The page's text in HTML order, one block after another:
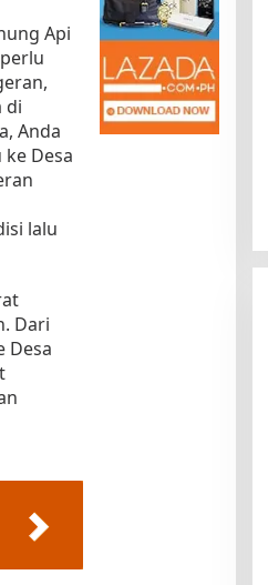
Api
di
Anda
Desa
lalu
Dari
Desa
Makan Kepiting di Jambi
Jambi, Travel 3 Januari 2025